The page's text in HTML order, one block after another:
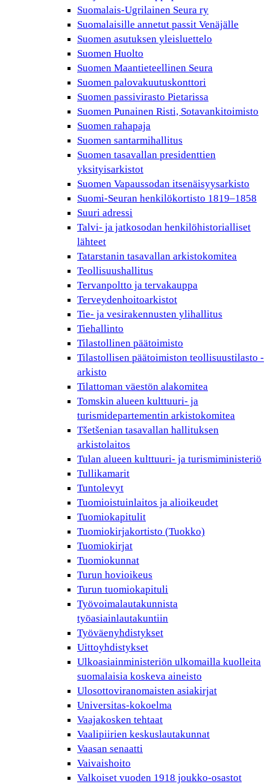
Suomalais-Ugrilainen Seura ry
Suomalaisille annetut passit Venäjälle
Suomen asutuksen yleisluettelo
Suomen Huolto
Suomen Maantieteellinen Seura
Suomen palovakuutuskonttori
Suomen passivirasto Pietarissa
Suomen Punainen Risti, Sotavankitoimisto
Suomen rahapaja
Suomen santarmihallitus
Suomen tasavallan presidenttien
yksityisarkistot
Suomen Vapaussodan itsenäisyysarkisto
Suomi-Seuran henkilökortisto 1819–1858
Suuri adressi
Talvi- ja jatkosodan henkilöhistorialliset
lähteet
Tatarstanin tasavallan arkistokomitea
Teollisuushallitus
Tervanpoltto ja tervakauppa
Terveydenhoitoarkistot
Tie- ja vesirakennusten ylihallitus
Tiehallinto
Tilastollinen päätoimisto
Tilastollisen päätoimiston teollisuustilasto -
arkisto
Tilattoman väestön alakomitea
Tomskin alueen kulttuuri- ja
turismidepartementin arkistokomitea
Tšetšenian tasavallan hallituksen
arkistolaitos
Tulan alueen kulttuuri- ja turismiministeriö
Tullikamarit
Tuntolevyt
Tuomioistuinlaitos ja alioikeudet
Tuomiokapitulit
Tuomiokirjakortisto (Tuokko)
Tuomiokirjat
Tuomiokunnat
Turun hovioikeus
Turun tuomiokapituli
Työvoimalautakunnista
työasiainlautakuntiin
Työväenyhdistykset
Uittoyhdistykset
Ulkoasiainministeriön ulkomailla kuolleita
suomalaisia koskeva aineisto
Ulosottoviranomaisten asiakirjat
Universitas-kokoelma
Vaajakosken tehtaat
Vaalipiirien keskuslautakunnat
Vaasan senaatti
Vaivaishoito
Valkoiset vuoden 1918 joukko-osastot